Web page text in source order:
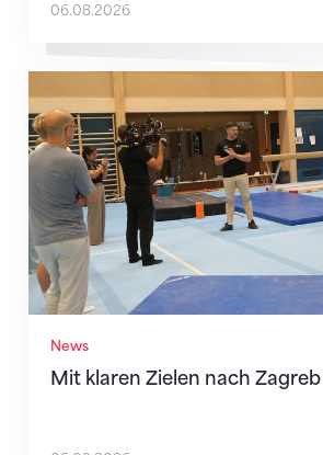
06.08.2026
News
Mit klaren Zielen nach Zagreb
Mit klaren Zielen nach Zagreb